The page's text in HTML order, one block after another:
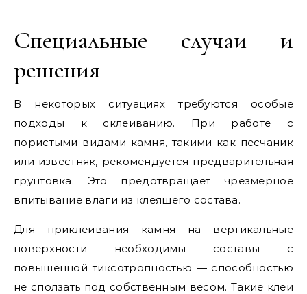
Специальные случаи и
решения
В некоторых ситуациях требуются особые
подходы к склеиванию. При работе с
пористыми видами камня, такими как песчаник
или известняк, рекомендуется предварительная
грунтовка. Это предотвращает чрезмерное
впитывание влаги из клеящего состава.
Для приклеивания камня на вертикальные
поверхности необходимы составы с
повышенной тиксотропностью — способностью
не сползать под собственным весом. Такие клеи